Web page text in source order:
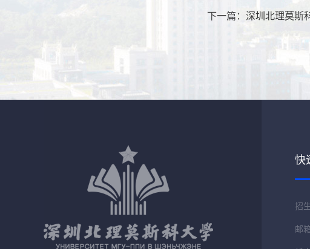
下一篇： 深圳北理莫斯
快
招
邮